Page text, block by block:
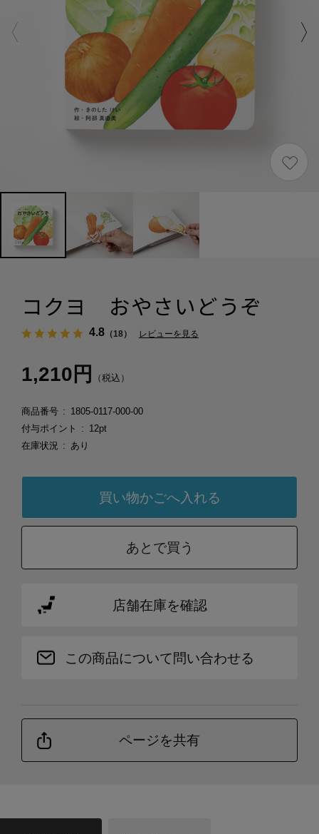
コクヨ おやさいどうぞ
4.8（18） レビューを見る
1,210円 （税込）
商品番号
1805-0117-000-00
付与ポイント
12pt
在庫状況
あり
あとで買う
店舗在庫を確認
この商品について問い合わせる
ページを共有